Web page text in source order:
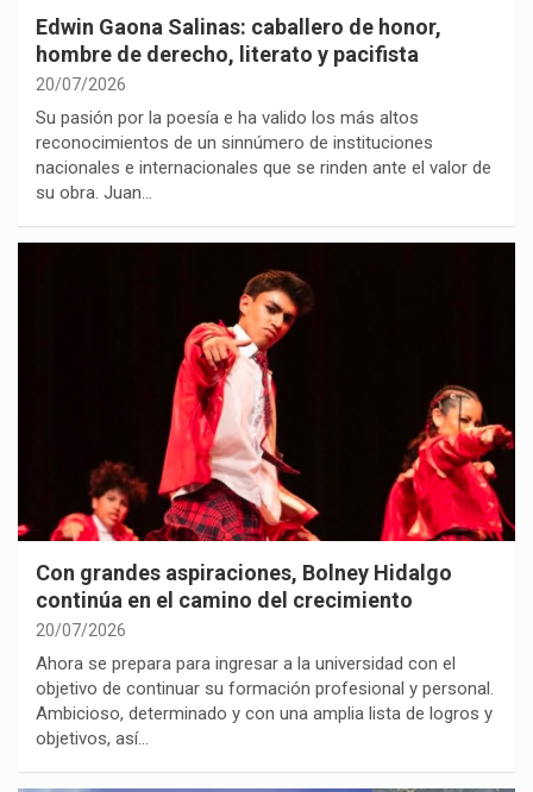
Edwin Gaona Salinas: caballero de honor,
hombre de derecho, literato y pacifista
20/07/2026
Su pasión por la poesía e ha valido los más altos
reconocimientos de un sinnúmero de instituciones
nacionales e internacionales que se rinden ante el valor de
su obra. Juan…
Con grandes aspiraciones, Bolney Hidalgo
continúa en el camino del crecimiento
20/07/2026
Ahora se prepara para ingresar a la universidad con el
objetivo de continuar su formación profesional y personal.
Ambicioso, determinado y con una amplia lista de logros y
objetivos, así…